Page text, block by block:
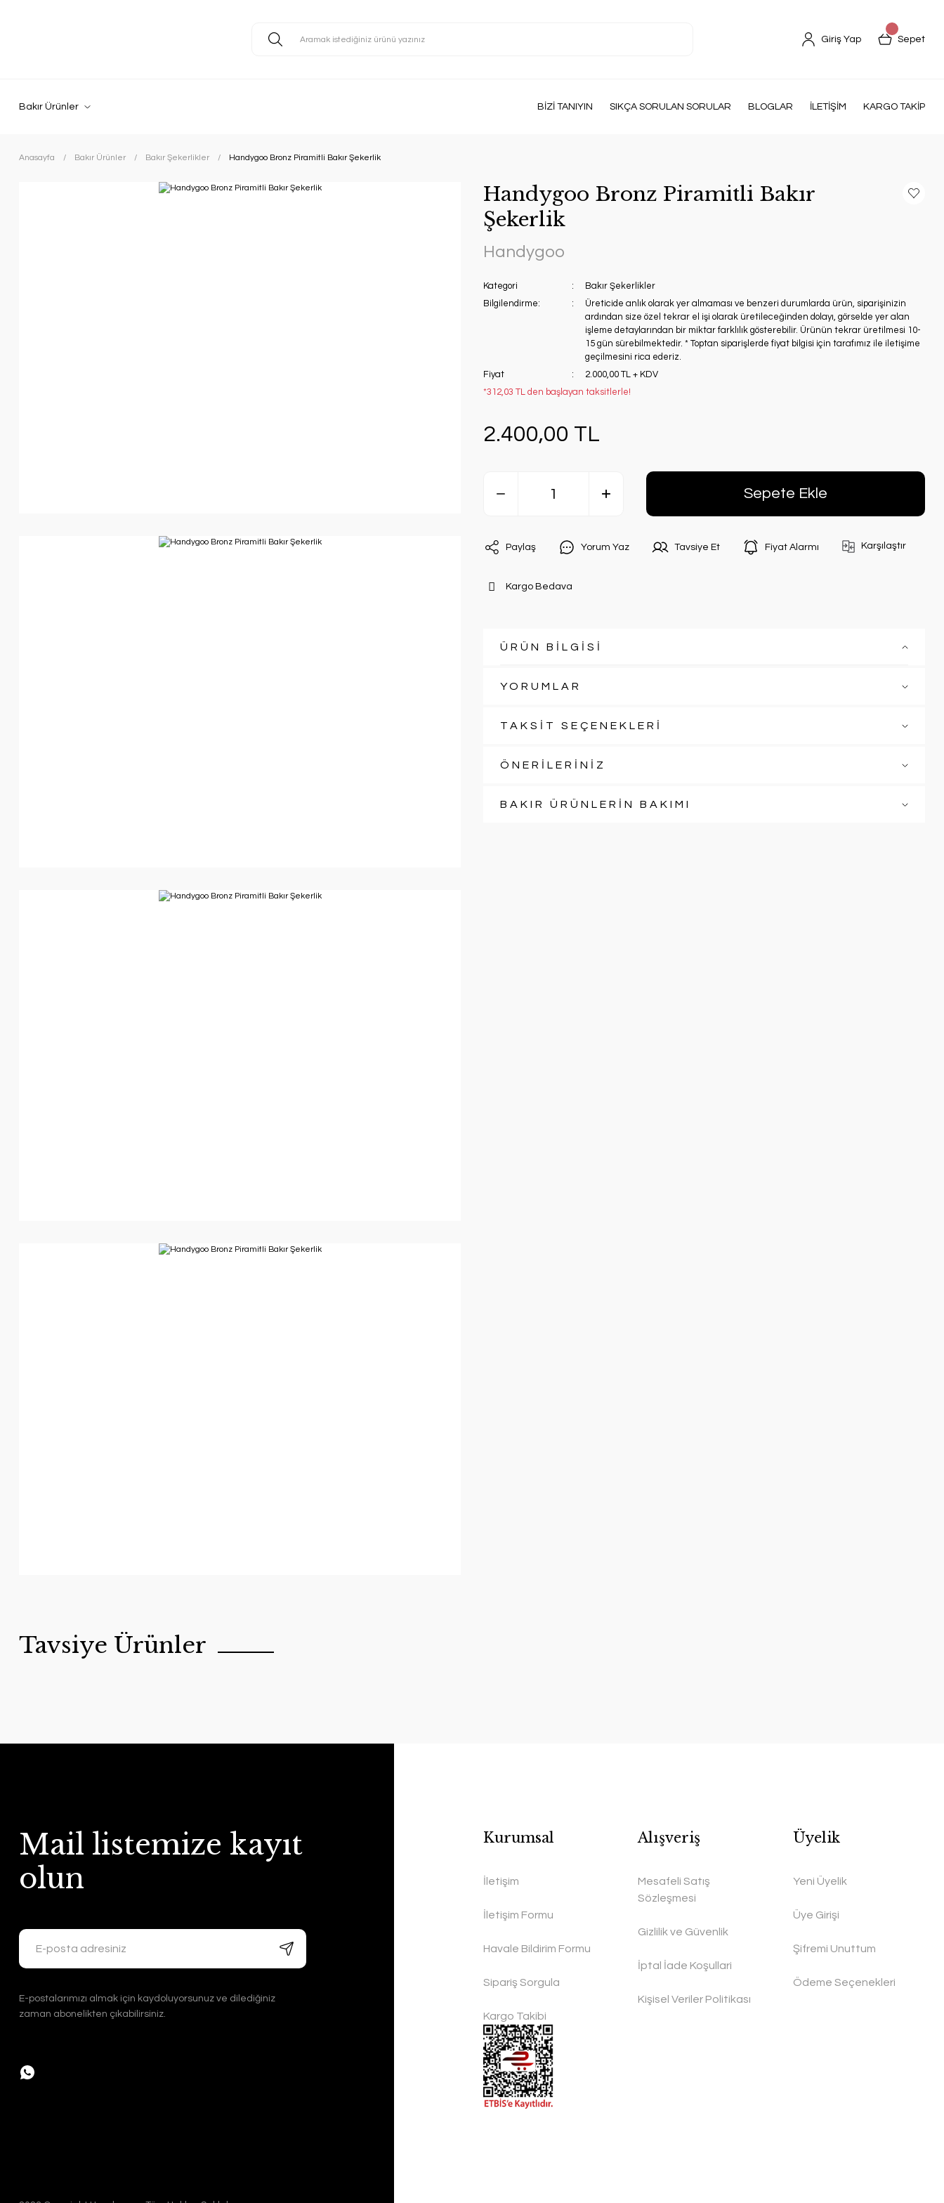
Giriş Yap Sepet
Bakır Ürünler BİZİ TANIYIN SIKÇA SORULAN SORULAR BLOGLAR İLETİŞİM KARGO TAKİP
Anasayfa Bakır Ürünler Bakır Şekerlikler Handygoo Bronz Piramitli Bakır Şekerlik
Handygoo Bronz Piramitli Bakır
Şekerlik
Handygoo
Kategori
Bakır Şekerlikler
Bilgilendirme:
Üreticide anlık olarak yer almaması ve benzeri durumlarda ürün, siparişinizin
ardından size özel tekrar el işi olarak üretileceğinden dolayı, görselde yer alan
işleme detaylarından bir miktar farklılık gösterebilir. Ürünün tekrar üretilmesi 10-
15 gün sürebilmektedir. * Toptan siparişlerde fiyat bilgisi için tarafımız ile iletişime
geçilmesini rica ederiz.
Fiyat
2.000,00 TL + KDV
*312,03 TL den başlayan taksitlerle!
2.400,00 TL
Sepete Ekle
Paylaş Yorum Yaz Tavsiye Et Fiyat Alarmı Karşılaştır
Kargo Bedava
ÜRÜN BİLGİSİ
YORUMLAR
TAKSİT SEÇENEKLERİ
ÖNERİLERİNİZ
BAKIR ÜRÜNLERİN BAKIMI
Tavsiye Ürünler
Handygoo Tombul El Yapımı Eskitme Bakır Çaydanlık
Handygoo Beauty of Hammer Dövme Bakır Çaydanlık
Mail listemize kayıt
olun
E-postalarımızı almak için kaydoluyorsunuz ve dilediğiniz
zaman abonelikten çıkabilirsiniz.
Kurumsal
İletişim
İletişim Formu
Havale Bildirim Formu
Sipariş Sorgula
Kargo Takibi
Alışveriş
Mesafeli Satış
Sözleşmesi
Gizlilik ve Güvenlik
İptal İade Koşullari
Kişisel Veriler Politikası
Üyelik
Yeni Üyelik
Üye Girişi
Şifremi Unuttum
Ödeme Seçenekleri